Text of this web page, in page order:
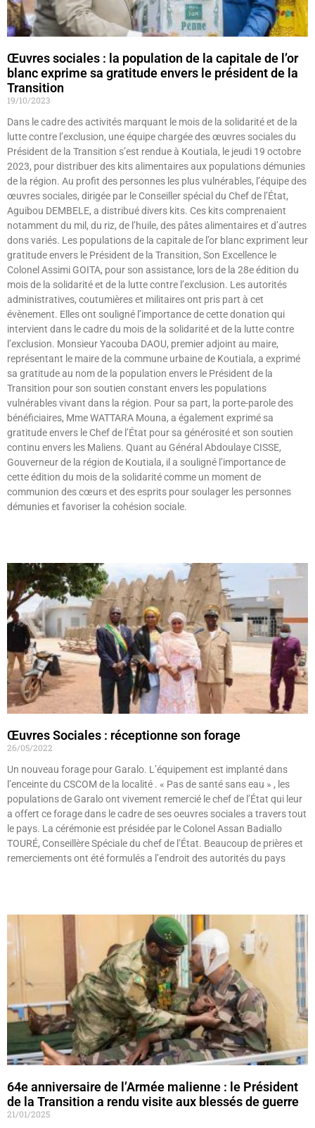
Œuvres sociales : la population de la capitale de l’or
blanc exprime sa gratitude envers le président de la
Transition
19/10/2023
Dans le cadre des activités marquant le mois de la solidarité et de la
lutte contre l’exclusion, une équipe chargée des œuvres sociales du
Président de la Transition s’est rendue à Koutiala, le jeudi 19 octobre
2023, pour distribuer des kits alimentaires aux populations démunies
de la région. Au profit des personnes les plus vulnérables, l’équipe des
œuvres sociales, dirigée par le Conseiller spécial du Chef de l’État,
Aguibou DEMBELE, a distribué divers kits. Ces kits comprenaient
notamment du mil, du riz, de l’huile, des pâtes alimentaires et d’autres
dons variés. Les populations de la capitale de l’or blanc expriment leur
gratitude envers le Président de la Transition, Son Excellence le
Colonel Assimi GOITA, pour son assistance, lors de la 28e édition du
mois de la solidarité et de la lutte contre l’exclusion. Les autorités
administratives, coutumières et militaires ont pris part à cet
évènement. Elles ont souligné l’importance de cette donation qui
intervient dans le cadre du mois de la solidarité et de la lutte contre
l’exclusion. Monsieur Yacouba DAOU, premier adjoint au maire,
représentant le maire de la commune urbaine de Koutiala, a exprimé
sa gratitude au nom de la population envers le Président de la
Transition pour son soutien constant envers les populations
vulnérables vivant dans la région. Pour sa part, la porte-parole des
bénéficiaires, Mme WATTARA Mouna, a également exprimé sa
gratitude envers le Chef de l’État pour sa générosité et son soutien
continu envers les Maliens. Quant au Général Abdoulaye CISSE,
Gouverneur de la région de Koutiala, il a souligné l’importance de
cette édition du mois de la solidarité comme un moment de
communion des cœurs et des esprits pour soulager les personnes
démunies et favoriser la cohésion sociale.
Œuvres Sociales : réceptionne son forage
26/05/2022
Un nouveau forage pour Garalo. L’équipement est implanté dans
l’enceinte du CSCOM de la localité . « Pas de santé sans eau » , les
populations de Garalo ont vivement remercié le chef de l’État qui leur
a offert ce forage dans le cadre de ses oeuvres sociales a travers tout
le pays. La cérémonie est présidée par le Colonel Assan Badiallo
TOURÉ, Conseillère Spéciale du chef de l’État. Beaucoup de prières et
remerciements ont été formulés a l’endroit des autorités du pays
64e anniversaire de l’Armée malienne : le Président
de la Transition a rendu visite aux blessés de guerre
21/01/2025